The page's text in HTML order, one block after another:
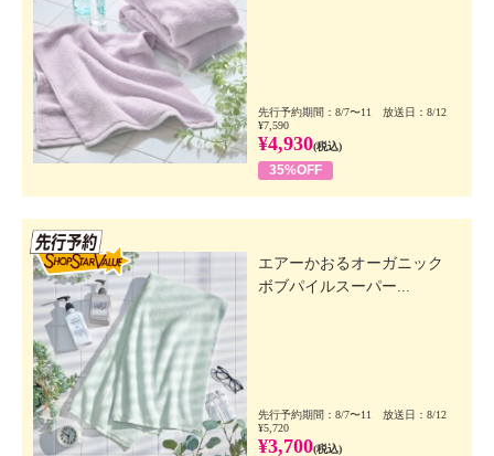
先行予約期間：8/7〜11 放送日：8/12
¥7,590
¥4,930(税込)
35%OFF
エアーかおるオーガニック
ボブパイルスーパー...
先行予約期間：8/7〜11 放送日：8/12
¥5,720
¥3,700(税込)